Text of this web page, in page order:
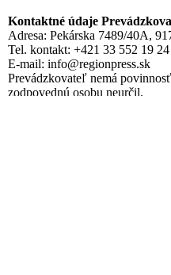
Kontaktné údaje
Adresa: Pekárska 7489/40A,
Tel. kontakt: +421 33 552 19 24
E-mail: info@regionpress.sk
Prevádzkovateľ nemá
zodpovednú osobu neurčil.